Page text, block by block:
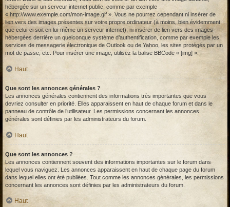
hébergée sur un serveur internet public, comme par exemple
« http://www.exemple.com/mon-image.gif ». Vous ne pourrez cependant ni insérer de
lien vers des images présentes sur votre propre ordinateur (à moins, bien évidemment,
que celui-ci soit en lui-même un serveur internet), ni insérer de lien vers des images
hébergées derrière un quelconque système d’authentification, comme par exemple les
services de messagerie électronique de Outlook ou de Yahoo, les sites protégés par un
mot de passe, etc. Pour insérer une image, utilisez la balise BBCode « [img] ».
Haut
Que sont les annonces générales ?
Les annonces générales contiennent des informations très importantes que vous
devriez consulter en priorité. Elles apparaissent en haut de chaque forum et dans le
panneau de contrôle de l’utilisateur. Les permissions concernant les annonces
générales sont définies par les administrateurs du forum.
Haut
Que sont les annonces ?
Les annonces contiennent souvent des informations importantes sur le forum dans
lequel vous naviguez. Les annonces apparaissent en haut de chaque page du forum
dans lequel elles ont été publiées. Tout comme les annonces générales, les permissions
concernant les annonces sont définies par les administrateurs du forum.
Haut